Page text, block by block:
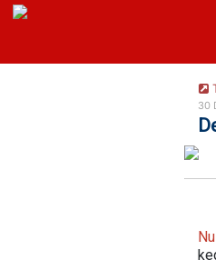
https://nusautaratv.com/
30